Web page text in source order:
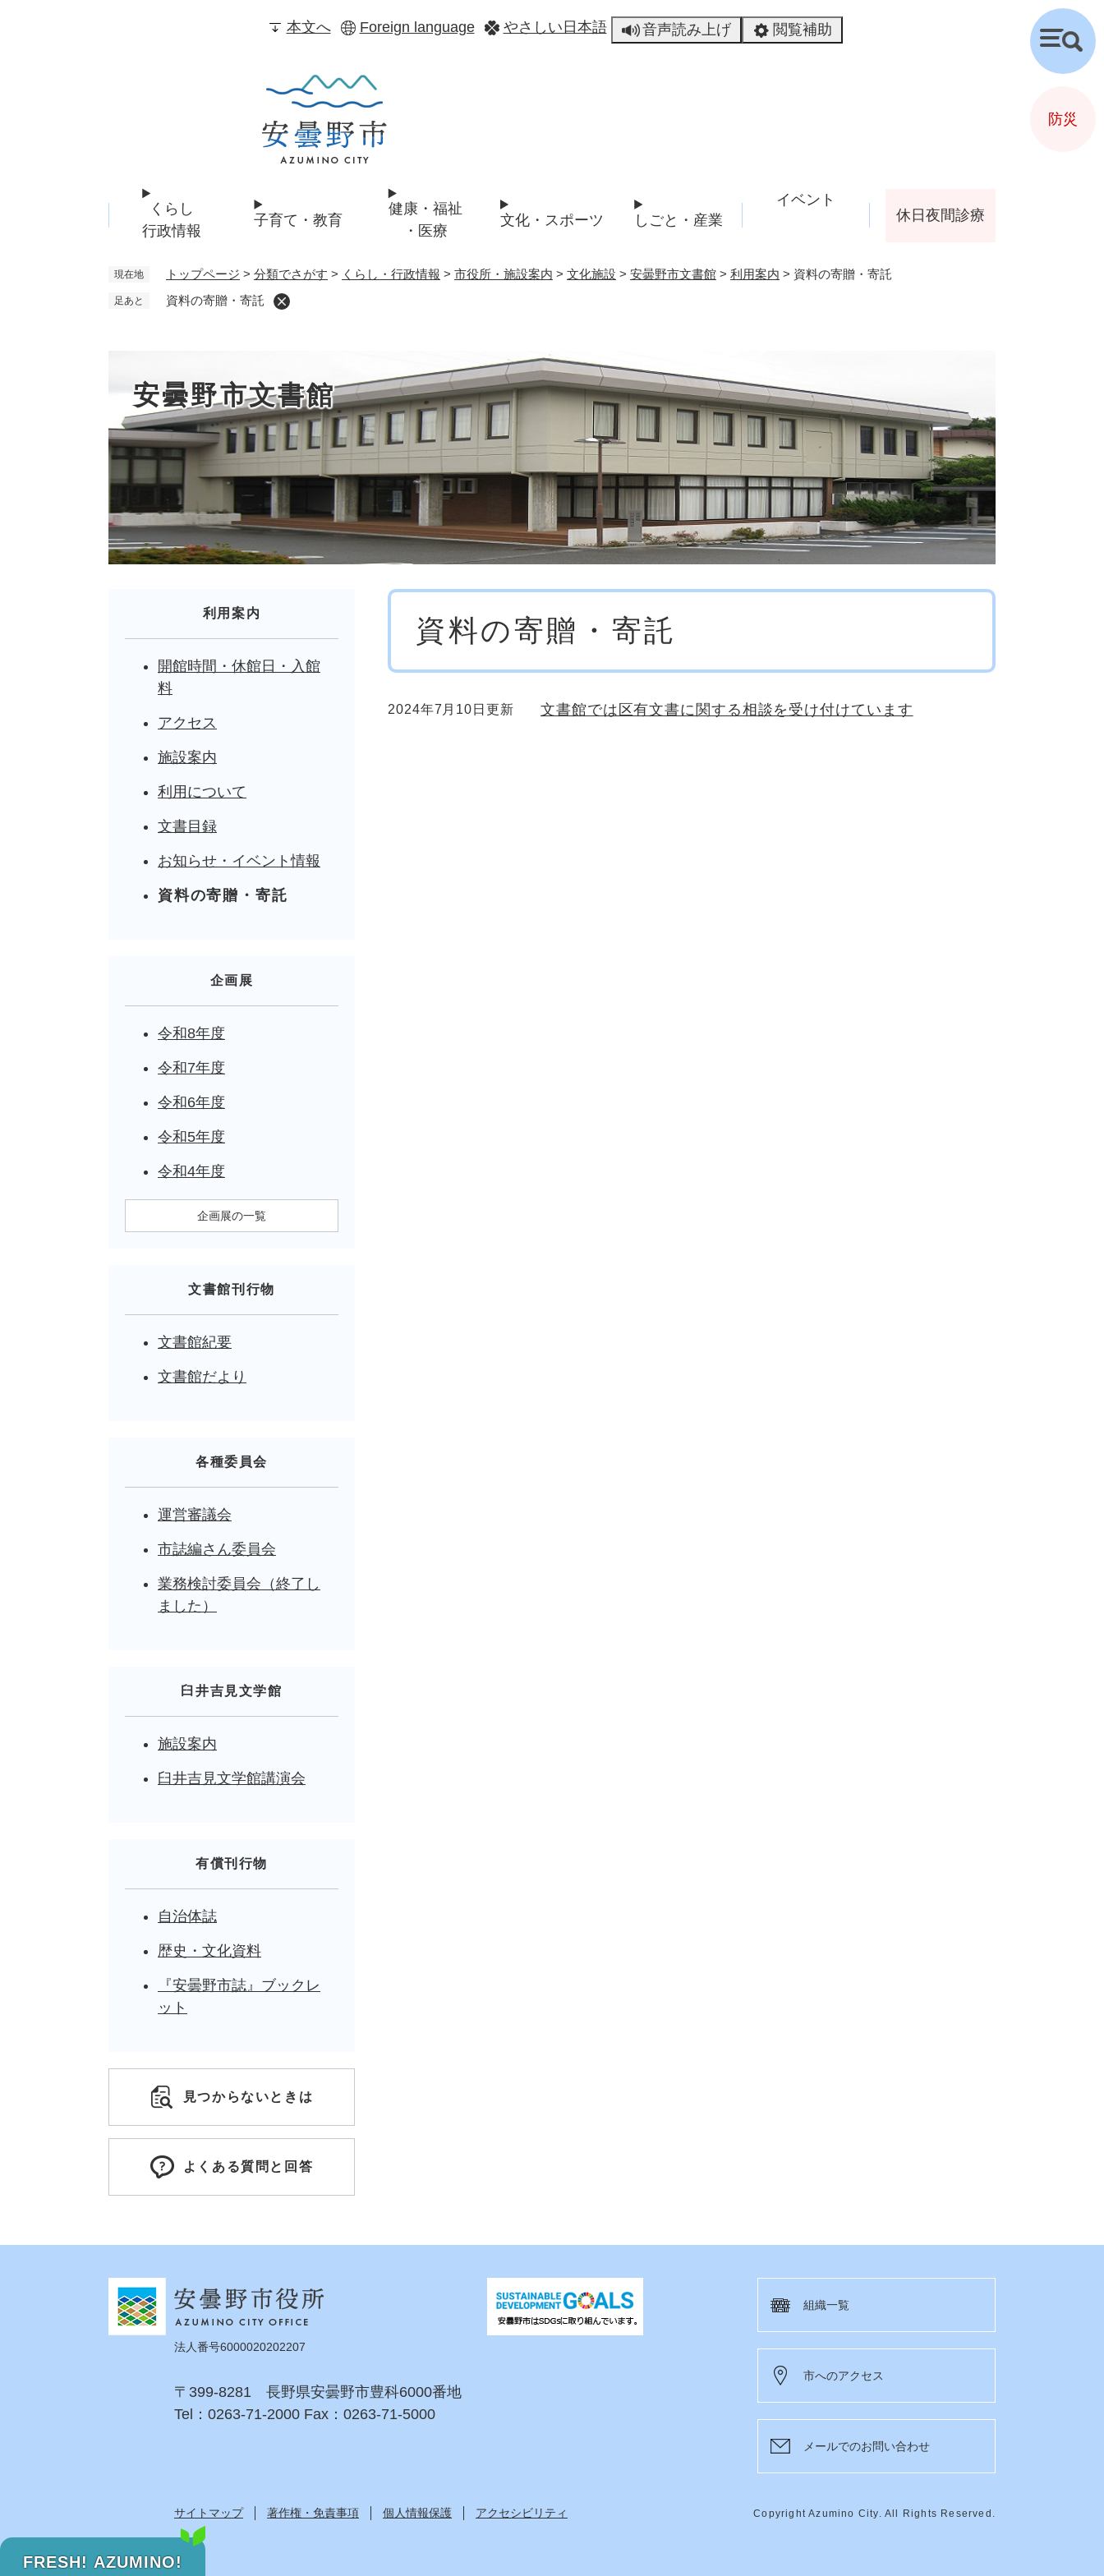
本文へ Foreign language やさしい日本語 音声読み上げ 閲覧補助
くらし
行政情報
子育て・教育
健康・福祉
・医療
文化・スポーツ しごと・産業
イベント
休日夜間診療
現在地 トップページ > 分類でさがす > くらし・行政情報 > 市役所・施設案内 > 文化施設 > 安曇野市文書館 > 利用案内 > 資料の寄贈・寄託
足あと 資料の寄贈・寄託
安曇野市文書館
資料の寄贈・寄託
2024年7月10日更新 文書館では区有文書に関する相談を受け付けています
利用案内
開館時間・休館日・入館
料
アクセス
施設案内
利用について
文書目録
お知らせ・イベント情報
資料の寄贈・寄託
企画展
令和8年度
令和7年度
令和6年度
令和5年度
令和4年度
企画展の一覧
文書館刊行物
文書館紀要
文書館だより
各種委員会
運営審議会
市誌編さん委員会
業務検討委員会（終了し
ました）
臼井吉見文学館
施設案内
臼井吉見文学館講演会
有償刊行物
自治体誌
歴史・文化資料
『安曇野市誌』ブックレ
ット
見つからないときは
よくある質問と回答
FRESH! AZUMINO!
検
索
防災
法人番号6000020202207
〒399-8281 長野県安曇野市豊科6000番地
Tel：0263-71-2000 Fax：0263-71-5000
組織一覧
市へのアクセス
メールでのお問い合わせ
サイトマップ 著作権・免責事項 個人情報保護 アクセシビリティ Copyright Azumino City. All Rights Reserved.